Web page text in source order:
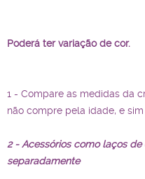
Poderá ter variação de cor.
1 - Compare as medidas da
não compre pela idade, e
2 - Acessórios como laços
separadamente